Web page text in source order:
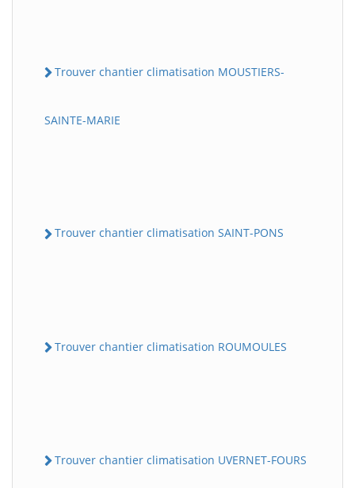
Trouver chantier climatisation MOUSTIERS-
SAINTE-MARIE
Trouver chantier climatisation SAINT-PONS
Trouver chantier climatisation ROUMOULES
Trouver chantier climatisation UVERNET-FOURS